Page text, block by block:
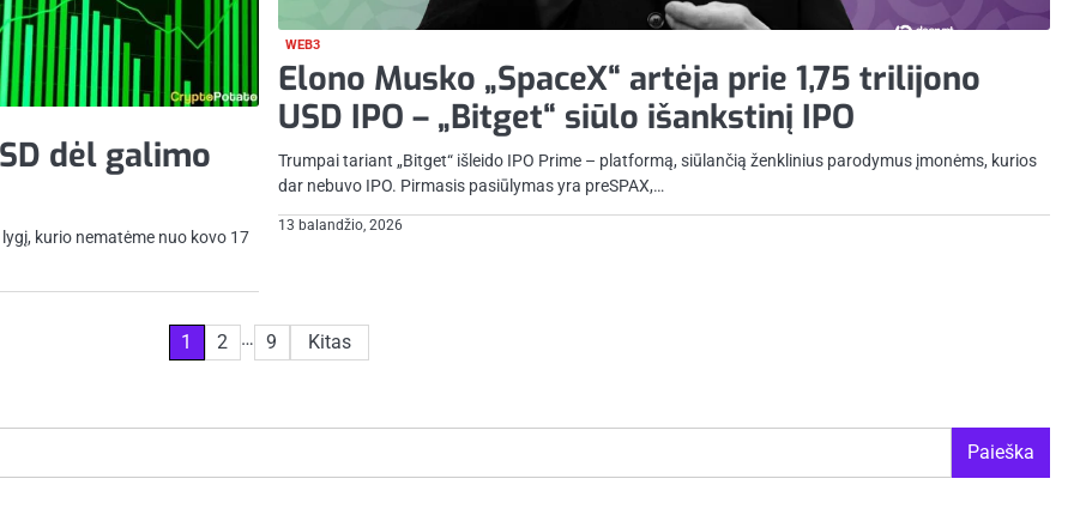
dėl galimo
kurio nematėme nuo kovo 17
WEB3
Elono Musko „SpaceX“ artėja prie 1,75 trilijono
USD IPO – „Bitget“ siūlo išankstinį IPO
Trumpai tariant „Bitget“ išleido IPO Prime – platformą, siūlančią ženklinius parodymus įmonėms, kurios
dar nebuvo IPO. Pirmasis pasiūlymas yra preSPAX,…
13 balandžio, 2026
1 2 … 9 Kitas
Paieška